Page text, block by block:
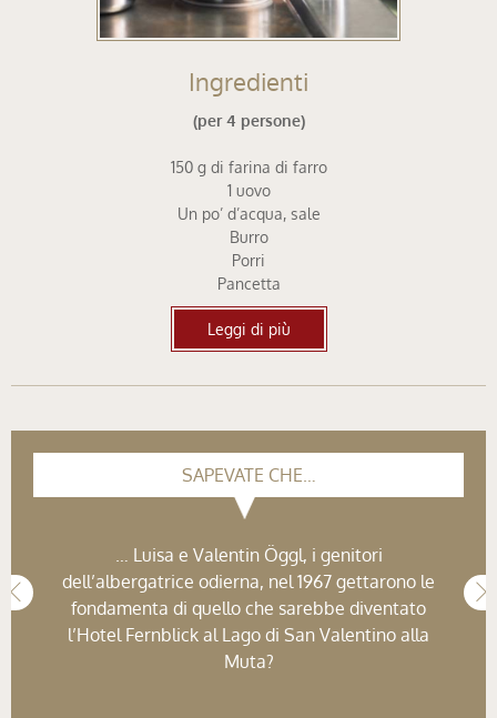
Ingredienti
(per 4 persone)
150 g di farina di farro
1 uovo
Un po’ d’acqua, sale
Burro
Porri
Pancetta
Leggi di più
SAPEVATE CHE…
… Luisa e Valentin Öggl, i genitori
dell’albergatrice odierna, nel 1967 gettarono le
fondamenta di quello che sarebbe diventato
l’Hotel Fernblick al Lago di San Valentino alla
Muta?